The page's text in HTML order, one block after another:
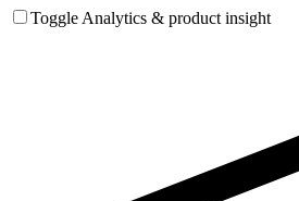
Toggle Analytics & product insight